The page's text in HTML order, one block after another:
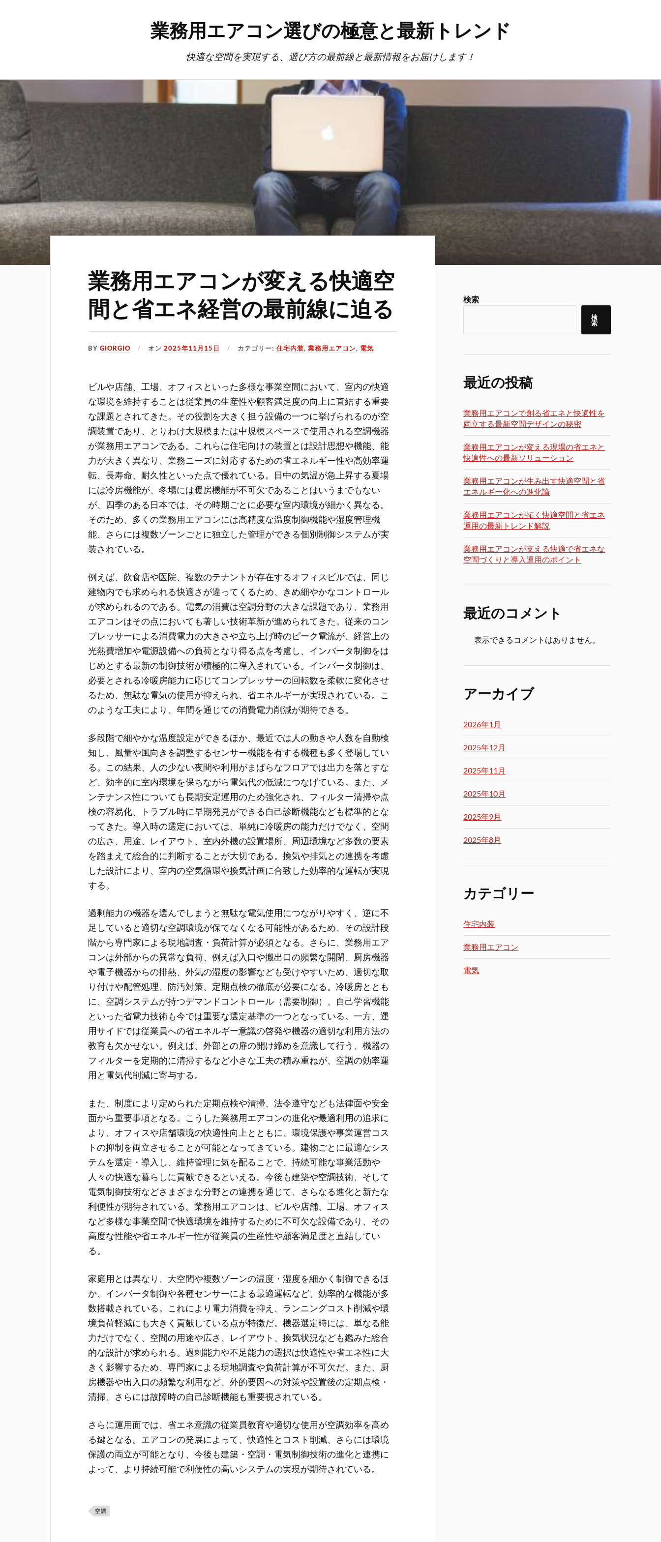
業務用エアコン選びの極意と最新トレンド
快適な空間を実現する、選び方の最前線と最新情報をお届けします！
業務用エアコンが変える快適空
間と省エネ経営の最前線に迫る
BYGIORGIO オン2025年11月15日 カテゴリー:住宅内装,業務用エアコン, 電気
ビルや店舗、工場、オフィスといった多様な事業空間において、室内の快適
な環境を維持することは従業員の生産性や顧客満足度の向上に直結する重要
な課題とされてきた。 その役割を大きく担う設備の一つに挙げられるのが空
調装置であり、とりわけ大規模または中規模スペースで使用される空調機器
が業務用エアコンである。これらは住宅向けの装置とは設計思想や機能、能
力が大きく異なり、業務ニーズに対応するための省エネルギー性や高効率運
転、長寿命、耐久性といった点で優れている。日中の気温が急上昇する夏場
には冷房機能が、冬場には暖房機能が不可欠であることはいうまでもない
が、四季のある日本では、その時期ごとに必要な室内環境が細かく異なる。
そのため、多くの業務用エアコンには高精度な温度制御機能や湿度管理機
能、さらには複数ゾーンごとに独立した管理ができる個別制御システムが実
装されている。
例えば、飲食店や医院、複数のテナントが存在するオフィスビルでは、同じ
建物内でも求められる快適さが違ってくるため、きめ細やかなコントロール
が求められるのである。電気の消費は空調分野の大きな課題であり、業務用
エアコンはその点においても著しい技術革新が進められてきた。従来のコン
プレッサーによる消費電力の大きさや立ち上げ時のピーク電流が、経営上の
光熱費増加や電源設備への負荷となり得る点を考慮し、インバータ制御をは
じめとする最新の制御技術が積極的に導入されている。インバータ制御は、
必要とされる冷暖房能力に応じてコンプレッサーの回転数を柔軟に変化させ
るため、無駄な電気の使用が抑えられ、省エネルギーが実現されている。こ
のような工夫により、年間を通じての消費電力削減が期待できる。
多段階で細やかな温度設定ができるほか、最近では人の動きや人数を自動検
知し、風量や風向きを調整するセンサー機能を有する機種も多く登場してい
る。この結果、人の少ない夜間や利用がまばらなフロアでは出力を落とすな
ど、効率的に室内環境を保ちながら電気代の低減につなげている。また、メ
ンテナンス性についても長期安定運用のため強化され、フィルター清掃や点
検の容易化、トラブル時に早期発見ができる自己診断機能なども標準的とな
ってきた。導入時の選定においては、単純に冷暖房の能力だけでなく、空間
の広さ、用途、レイアウト、室内外機の設置場所、周辺環境など多数の要素
を踏まえて総合的に判断することが大切である。換気や排気との連携を考慮
した設計により、室内の空気循環や換気計画に合致した効率的な運転が実現
する。
過剰能力の機器を選んでしまうと無駄な電気使用につながりやすく、逆に不
足していると適切な空調環境が保てなくなる可能性があるため、その設計段
階から専門家による現地調査・負荷計算が必須となる。さらに、業務用エア
コンは外部からの異常な負荷、例えば入口や搬出口の頻繁な開閉、厨房機器
や電子機器からの排熱、外気の湿度の影響なども受けやすいため、適切な取
り付けや配管処理、防汚対策、定期点検の徹底が必要になる。冷暖房ととも
に、空調システムが持つデマンドコントロール（需要制御）、自己学習機能
といった省電力技術も今では重要な選定基準の一つとなっている。一方、運
用サイドでは従業員への省エネルギー意識の啓発や機器の適切な利用方法の
教育も欠かせない。例えば、外部との扉の開け締めを意識して行う、機器の
フィルターを定期的に清掃するなど小さな工夫の積み重ねが、空調の効率運
用と電気代削減に寄与する。
また、制度により定められた定期点検や清掃、法令遵守なども法律面や安全
面から重要事項となる。こうした業務用エアコンの進化や最適利用の追求に
より、オフィスや店舗環境の快適性向上とともに、環境保護や事業運営コス
トの抑制を両立させることが可能となってきている。建物ごとに最適なシス
テムを選定・導入し、維持管理に気を配ることで、持続可能な事業活動や
人々の快適な暮らしに貢献できるといえる。今後も建築や空調技術、そして
電気制御技術などさまざまな分野との連携を通じて、さらなる進化と新たな
利便性が期待されている。業務用エアコンは、ビルや店舗、工場、オフィス
など多様な事業空間で快適環境を維持するために不可欠な設備であり、その
高度な性能や省エネルギー性が従業員の生産性や顧客満足度と直結してい
る。
家庭用とは異なり、大空間や複数ゾーンの温度・湿度を細かく制御できるほ
か、インバータ制御や各種センサーによる最適運転など、効率的な機能が多
数搭載されている。これにより電力消費を抑え、ランニングコスト削減や環
境負荷軽減にも大きく貢献している点が特徴だ。機器選定時には、単なる能
力だけでなく、空間の用途や広さ、レイアウト、換気状況なども鑑みた総合
的な設計が求められる。過剰能力や不足能力の選択は快適性や省エネ性に大
きく影響するため、専門家による現地調査や負荷計算が不可欠だ。また、厨
房機器や出入口の頻繁な利用など、外的要因への対策や設置後の定期点検・
清掃、さらには故障時の自己診断機能も重要視されている。
さらに運用面では、省エネ意識の従業員教育や適切な使用が空調効率を高め
る鍵となる。エアコンの発展によって、快適性とコスト削減、さらには環境
保護の両立が可能となり、今後も建築・空調・電気制御技術の進化と連携に
よって、より持続可能で利便性の高いシステムの実現が期待されている。
空調
検索
検
索
最近の投稿
業務用エアコンで創る省エネと快適性を
両立する最新空間デザインの秘密
業務用エアコンが変える現場の省エネと
快適性への最新ソリューション
業務用エアコンが生み出す快適空間と省
エネルギー化への進化論
業務用エアコンが拓く快適空間と省エネ
運用の最新トレンド解説
業務用エアコンが支える快適で省エネな
空間づくりと導入運用のポイント
最近のコメント
表示できるコメントはありません。
アーカイブ
2026年1月
2025年12月
2025年11月
2025年10月
2025年9月
2025年8月
カテゴリー
住宅内装
業務用エアコン
電気